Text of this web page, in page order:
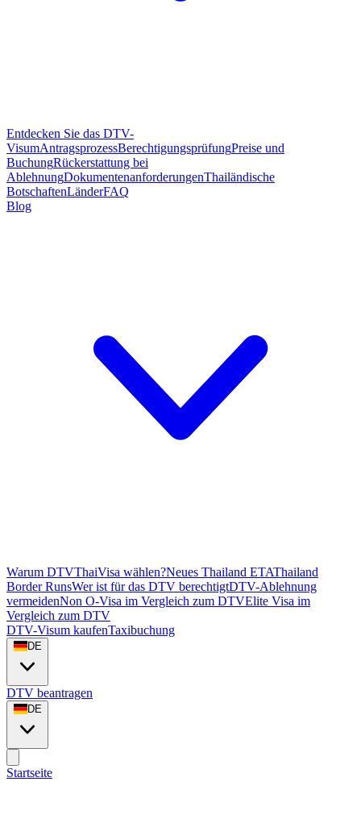
Entdecken Sie das DTV-
VisumAntragsprozessBerechtigungsprüfungPreise und
BuchungRückerstattung bei
AblehnungDokumentenanforderungenThailändische
BotschaftenLänderFAQ
Blog
Warum DTVThaiVisa wählen?Neues Thailand ETAThailand
Border RunsWer ist für das DTV berechtigtDTV-Ablehnung
vermeidenNon O-Visa im Vergleich zum DTVElite Visa im
Vergleich zum DTV
DTV-Visum kaufenTaxibuchung
DE
DTV beantragen
DE
Startseite